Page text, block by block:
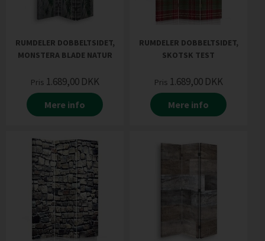
RUMDELER DOBBELTSIDET,
MONSTERA BLADE NATUR
Pris 1.689,00 DKK
Mere info
RUMDELER DOBBELTSIDET,
SKOTSK TEST
Pris 1.689,00 DKK
Mere info